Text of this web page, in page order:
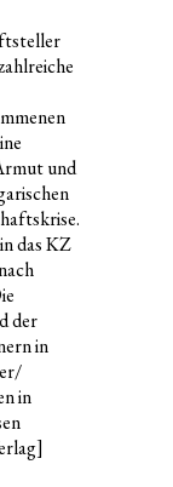
und
das KZ
der
in
in